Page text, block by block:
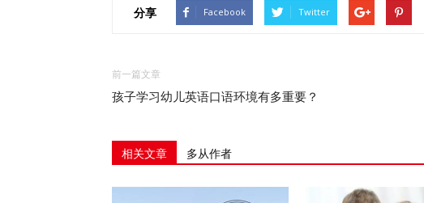
分享 Facebook Twitter
前一篇文章
孩子学习幼儿英语口语环境有多重要？
相关文章 多从作者